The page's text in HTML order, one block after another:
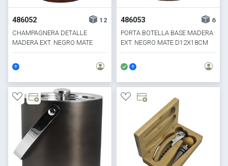
486052
12
CHAMPAGNERA DETALLE
MADERA EXT. NEGRO MATE
D21CM
486053
6
PORTA BOTELLA BASE MADERA
EXT. NEGRO MATE D12X18CM